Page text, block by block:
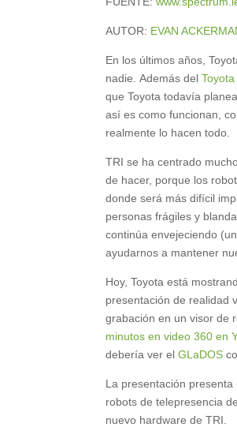
AUTOR: EVAN
En los últimos años,
nadie. Además del
que Toyota todavía
así es como funcionan,
realmente lo hacen todo.
TRI se ha centrado
de hacer, porque los
donde será más difícil
personas frágiles y
continúa envejeciendo
ayudarnos a mantener
Hoy, Toyota está
presentación de realidad
grabación en un visor de
minutos en video 360 en
debería ver elGLaDOS
La presentación
robots de telepresencia
nuevo hardware de TRI.